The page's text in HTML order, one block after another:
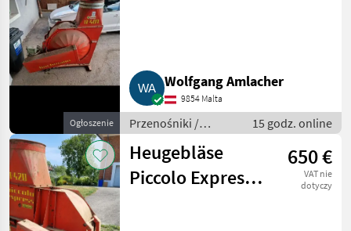
Ogłoszenie
Wolfgang Amlacher
9854 Malta
Przenośniki /
Przenośniki
dmuchawe
15 godz. online
Heugebläse
Piccolo Express
650 €
VAT nie
dotyczy